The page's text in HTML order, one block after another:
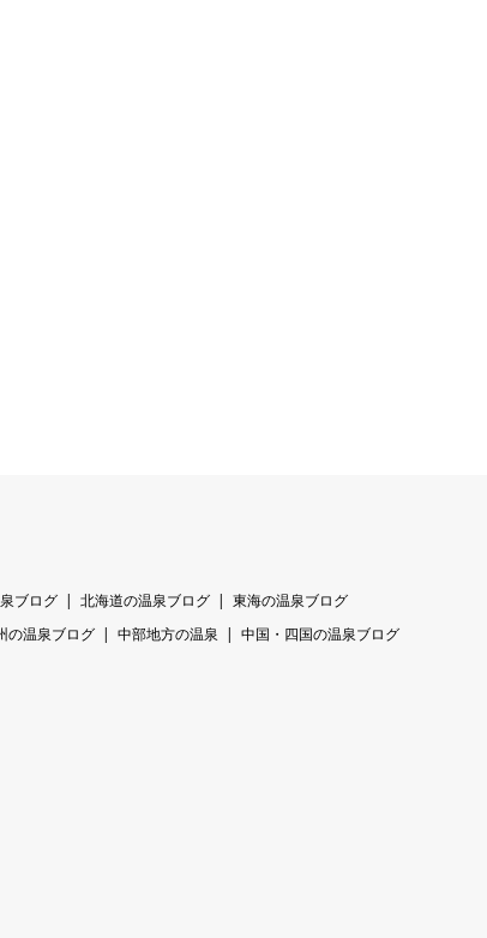
ブログ 北海道の温泉ブログ
東海の温泉ブログ
の温泉ブログ 中部地方の温泉
中国・四国の温泉ブログ